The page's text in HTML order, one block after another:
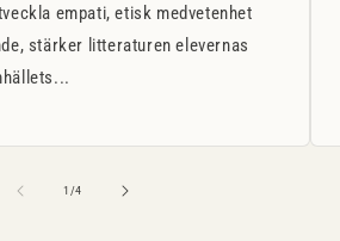
empati, etisk medvetenhet
stärker litteraturen elevernas
1 /av
4